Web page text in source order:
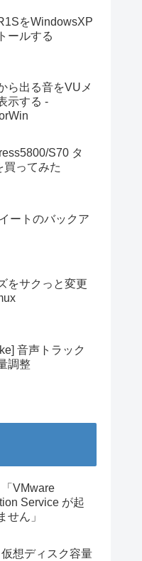
をWindowsXP
ールする
ら出る音をVUメ
示する -
S70 タ
買ってみた
ートのバックア
をサクっと変更
音声トラック
調整
VMware
Service が起
せん」
想ディスク容量